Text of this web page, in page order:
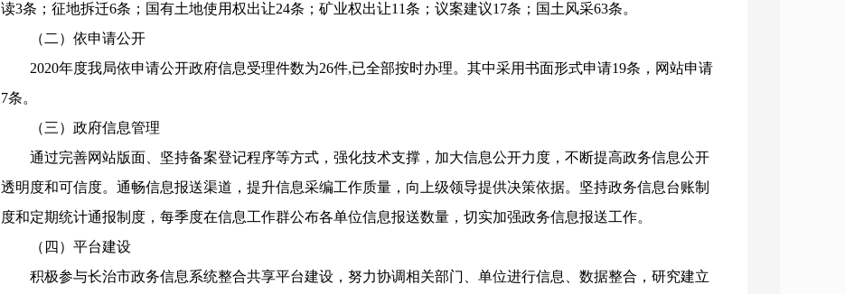
读3条；征地拆迁6条；国有土地使用权出让24条；矿业权出让11条；议案建议17条；国土风采63条。
（二）依申请公开
2020年度我局依申请公开政府信息受理件数为26件,已全部按时办理。其中采用书面形式申请19条，网站申请
7条。
（三）政府信息管理
通过完善网站版面、坚持备案登记程序等方式，强化技术支撑，加大信息公开力度，不断提高政务信息公开
透明度和可信度。通畅信息报送渠道，提升信息采编工作质量，向上级领导提供决策依据。坚持政务信息台账制
度和定期统计通报制度，每季度在信息工作群公布各单位信息报送数量，切实加强政务信息报送工作。
（四）平台建设
积极参与长治市政务信息系统整合共享平台建设，努力协调相关部门、单位进行信息、数据整合，研究建立